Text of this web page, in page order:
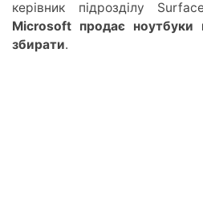
керівник підрозділу
Microsoft продає
збирати.